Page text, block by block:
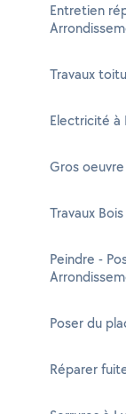
Entretien
Travaux
Electricité à
Gros
Travaux
Peindre -
Poser du
Réparer